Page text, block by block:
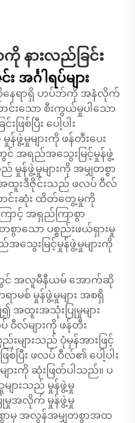
နားလည်ခြင်း
င်္ဂါရပ်များ
ေရာရှိ ဟပ်ဘ်ကို အနံလိုက်
င်းသော စီးကွယ်မှုပါသော
ဖြစ်ပြီး ပေါ့ပါး
ဖွဲ့မှုများကို ဖန်တီးပေး
င် အရည်အသွေးမြင့်မှုန်ဖွဲ့
သည် မှုန်ဖွဲ့မှုများကို အမျှတစွာ
ထူးဒီဇိုင်းသည် ဖလပ် ဝီလ်
င်းဆုံး ထိတ်တွေ့မှုကို
ောင့် အရှည်ကြာစွာ
ာသော ပစ္စည်းဖယ်ရှားမှု
ေးမြင့်မှုန်ဖွဲ့မှုများကို
တွင် အလူမီနီယမ် အောက်ဆို
မစ် မှုန်ဖွဲ့မှုများ အစရှိ
အထူးအသုံးပြုမှုများ
လ်များကို ဖန်တီး
းများသည် ပုံမှန်အားဖြင့်
ပြီး ဖလပ် ဝီလ်၏ ပေါ့ပါး
ားကို ဆုံးဖြတ်ပါသည်။ ပ
ျားသည် မှုန်ဖွဲ့မှု
ြုမှုအလိုက် မှုန်ဖွဲ့မှု
ာမှ အလွန်အမျှတစွာအထ